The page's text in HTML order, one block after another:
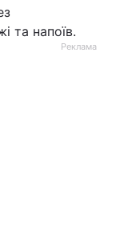
та напоїв.
Реклама